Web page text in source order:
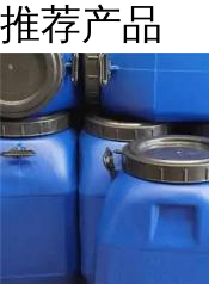
推荐产品